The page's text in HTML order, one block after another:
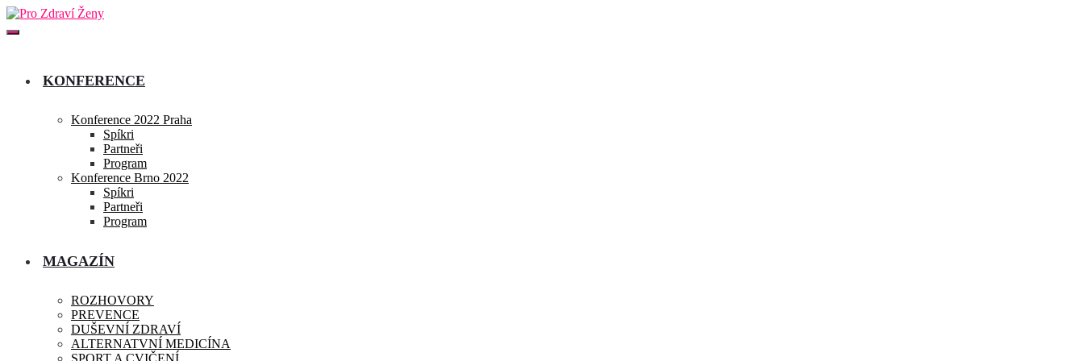
KONFERENCE
Konference 2022 Praha
Spíkri
Partneři
Program
Konference Brno 2022
Spíkri
Partneři
Program
MAGAZÍN
ROZHOVORY
PREVENCE
DUŠEVNÍ ZDRAVÍ
ALTERNATVNÍ MEDICÍNA
SPORT A CVIČENÍ